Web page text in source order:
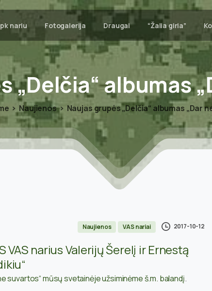
nariu Fotogalerija Draugai “Žalia giria”
„Delčia“albumas
Naujienos Naujas grupės „Delčia“ albumas „Dar
Naujienos VAS nariai 2017-10-12
VAS narius Valerijų Šerelį ir Ernestą
suvartos“ mūsų svetainėje užsiminėme š.m. balandį.